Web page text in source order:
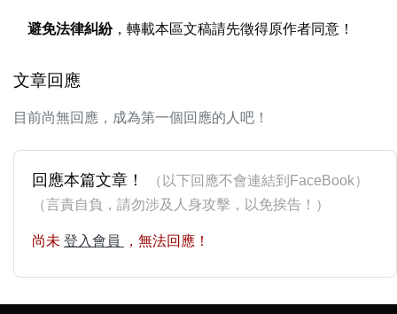
避免法律糾紛，轉載本區文稿請先徵得原作者同意！
文章回應
目前尚無回應，成為第一個回應的人吧！
回應本篇文章！
（以下回應不會連結到FaceBook）
（言責自負，請勿涉及人身攻擊，以免挨告！）
尚未 登入會員 ，無法回應！